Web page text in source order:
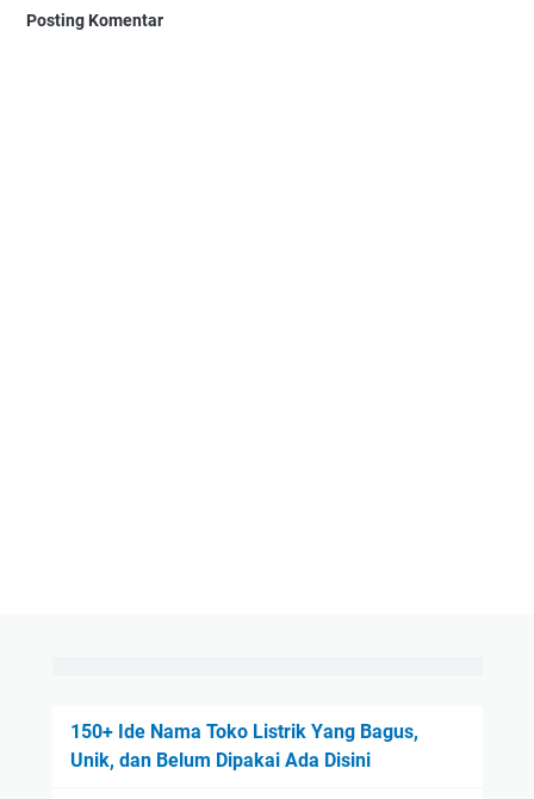
Posting Komentar
150+ Ide Nama Toko Listrik Yang Bagus,
Unik, dan Belum Dipakai Ada Disini